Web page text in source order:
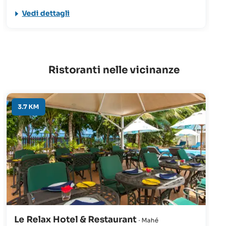
spesso a fare un picnic sulla spiaggia.
Vedi dettagli
Ristoranti nelle vicinanze
3.7 KM
Le Relax Hotel & Restaurant · Mahé